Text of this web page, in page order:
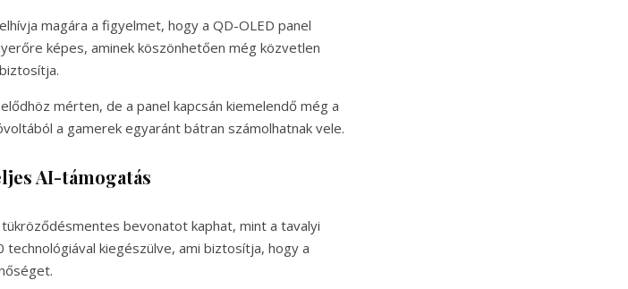
magára a figyelmet, hogy a QD-OLED panel
képes, aminek köszönhetően még közvetlen
mérten, de a panel kapcsán kiemelendő még a
a gamerek egyaránt bátran számolhatnak vele.
AI-támogatás
bevonatot kaphat, mint a tavalyi
kiegészülve, ami biztosítja, hogy a